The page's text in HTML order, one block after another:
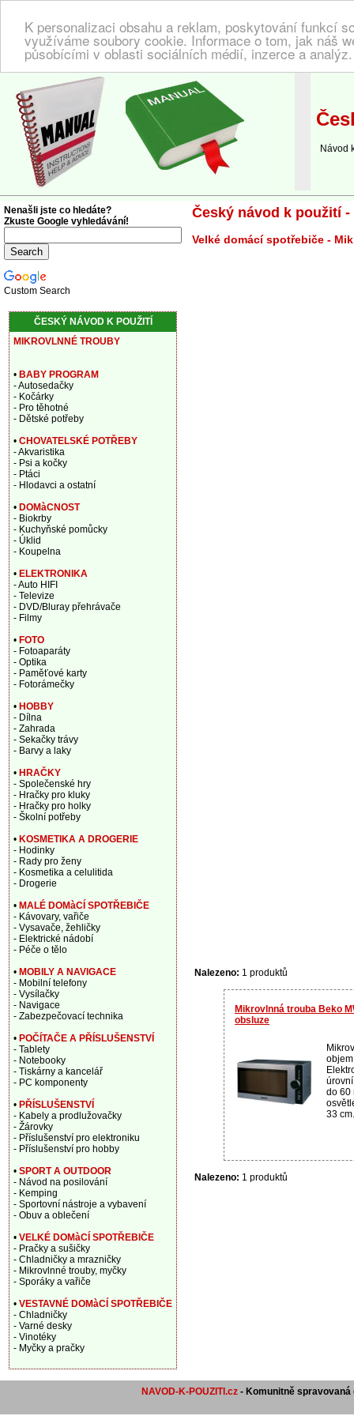
K personalizaci obsahu a reklam, poskytování funkcí
využíváme soubory cookie. Informace o tom, jak náš
působícími v oblasti sociálních médií, inzerce a
NÁVOD K POUŽITÍ| Zde najdete český návod!
Návod
Český návod k použití
Velké domácí spotřebiče -
Nalezeno: 1 produktů
Mikrovlnná trouba Beko
obsluze
do 60
33
Nalezeno: 1 produktů
Nenašli jste co hledáte?
Zkuste Google vyhledávání!
Custom Search
ČESKÝ NÁVOD K POUŽITÍ
MIKROVLNNÉ TROUBY
• BABY PROGRAM
- Autosedačky
- Kočárky
- Pro těhotné
- Dětské potřeby
• CHOVATELSKÉ POTŘEBY
- Akvaristika
- Psi a kočky
- Ptáci
- Hlodavci a ostatní
• DOMàCNOST
- Biokrby
- Kuchyňské pomůcky
- Úklid
- Koupelna
• ELEKTRONIKA
- Auto HIFI
- Televize
- DVD/Bluray přehrávače
- Filmy
• FOTO
- Fotoaparáty
- Optika
- Paměťové karty
- Fotorámečky
• HOBBY
- Dílna
- Zahrada
- Sekačky trávy
- Barvy a laky
• HRAČKY
- Společenské hry
- Hračky pro kluky
- Hračky pro holky
- Školní potřeby
• KOSMETIKA A DROGERIE
- Hodinky
- Rady pro ženy
- Kosmetika a celulitida
- Drogerie
• MALÉ DOMàCÍ SPOTŘEBIČE
- Kávovary, vařiče
- Vysavače, žehličky
- Elektrické nádobí
- Péče o tělo
• MOBILY A NAVIGACE
- Mobilní telefony
- Vysílačky
- Navigace
- Zabezpečovací technika
• POČÍTAČE A PŘÍSLUŠENSTVÍ
- Tablety
- Notebooky
- Tiskárny a kancelář
- PC komponenty
• PŘÍSLUŠENSTVÍ
- Kabely a prodlužovačky
- Žárovky
- Příslušenství pro elektroniku
- Příslušenství pro hobby
• SPORT A OUTDOOR
- Návod na posilování
- Kemping
- Sportovní nástroje a vybavení
- Obuv a oblečení
• VELKÉ DOMàCÍ SPOTŘEBIČE
- Pračky a sušičky
- Chladničky a mrazničky
- Mikrovlnné trouby, myčky
- Sporáky a vařiče
• VESTAVNÉ DOMàCÍ SPOTŘEBIČE
- Chladničky
- Varné desky
- Vinotéky
- Myčky a pračky
NAVOD-K-POUZITI.cz - Komunitně